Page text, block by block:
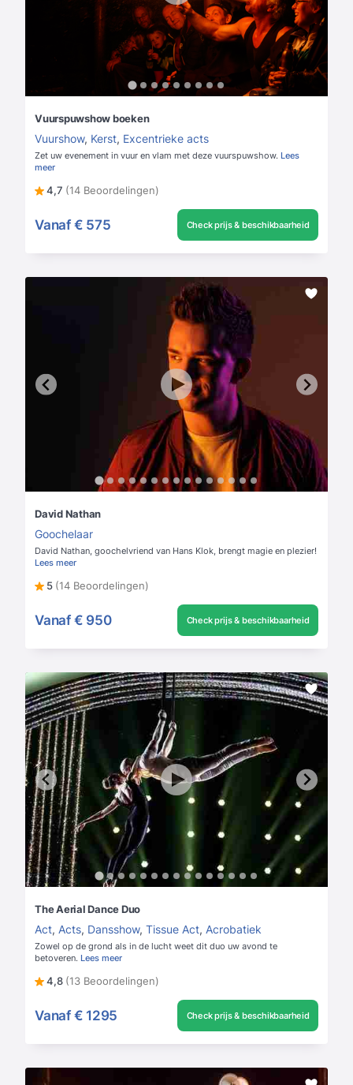
Vuurspuwshow boeken
Vuurshow, Kerst, Excentrieke acts
Zet uw evenement in vuur en vlam met deze vuurspuwshow. Lees
meer
4,7 (14 Beoordelingen)
Vanaf € 575 Check prijs & beschikbaarheid
David Nathan
Goochelaar
David Nathan, goochelvriend van Hans Klok, brengt magie en plezier!
Lees meer
5 (14 Beoordelingen)
Vanaf € 950 Check prijs & beschikbaarheid
The Aerial Dance Duo
Act, Acts, Dansshow, Tissue Act, Acrobatiek
Zowel op de grond als in de lucht weet dit duo uw avond te
betoveren. Lees meer
4,8 (13 Beoordelingen)
Vanaf € 1295 Check prijs & beschikbaarheid